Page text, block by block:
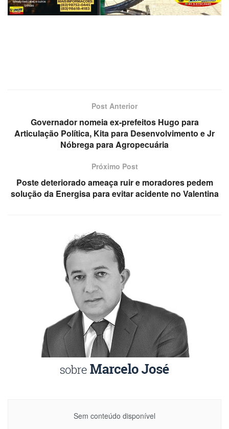
Post Anterior
Governador nomeia ex-prefeitos Hugo para
Articulação Política, Kita para Desenvolvimento e Jr
Nóbrega para Agropecuária
Próximo Post
Poste deteriorado ameaça ruir e moradores pedem
solução da Energisa para evitar acidente no Valentina
Sem conteúdo disponível